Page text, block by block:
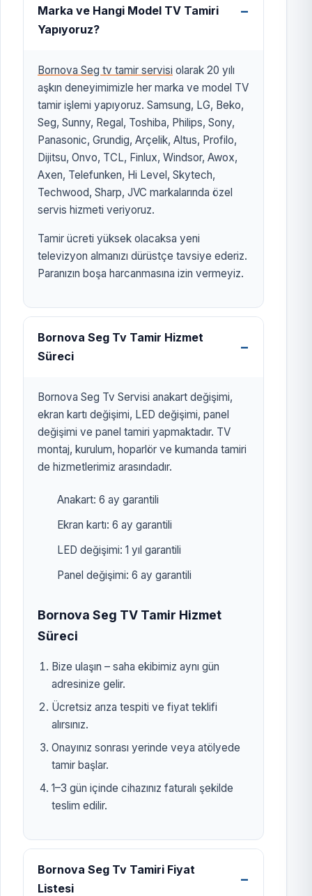
Marka ve Hangi Model TV Tamiri
Yapıyoruz?
Bornova Seg tv tamir servisi olarak 20 yılı
aşkın deneyimimizle her marka ve model TV
tamir işlemi yapıyoruz. Samsung, LG, Beko,
Seg, Sunny, Regal, Toshiba, Philips, Sony,
Panasonic, Grundig, Arçelik, Altus, Profilo,
Dijitsu, Onvo, TCL, Finlux, Windsor, Awox,
Axen, Telefunken, Hi Level, Skytech,
Techwood, Sharp, JVC markalarında özel
servis hizmeti veriyoruz.
Tamir ücreti yüksek olacaksa yeni
televizyon almanızı dürüstçe tavsiye ederiz.
Paranızın boşa harcanmasına izin vermeyiz.
Bornova Seg Tv Tamir Hizmet
Süreci
Bornova Seg Tv Servisi anakart değişimi,
ekran kartı değişimi, LED değişimi, panel
değişimi ve panel tamiri yapmaktadır. TV
montaj, kurulum, hoparlör ve kumanda tamiri
de hizmetlerimiz arasındadır.
Anakart: 6 ay garantili
Ekran kartı: 6 ay garantili
LED değişimi: 1 yıl garantili
Panel değişimi: 6 ay garantili
Bornova Seg TV Tamir Hizmet
Süreci
Bize ulaşın – saha ekibimiz aynı gün
adresinize gelir.
Ücretsiz arıza tespiti ve fiyat teklifi
alırsınız.
Onayınız sonrası yerinde veya atölyede
tamir başlar.
1–3 gün içinde cihazınız faturalı şekilde
teslim edilir.
Bornova Seg Tv Tamiri Fiyat
Listesi